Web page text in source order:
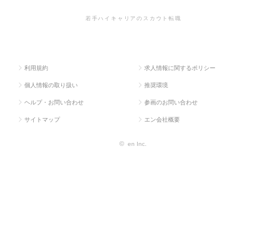
若手ハイキャリアのスカウト転職
利用規約 求人情報に関するポリシー
個人情報の取り扱い 推奨環境
ヘルプ・お問い合わせ 参画のお問い合わせ
サイトマップ エン会社概要
© en Inc.